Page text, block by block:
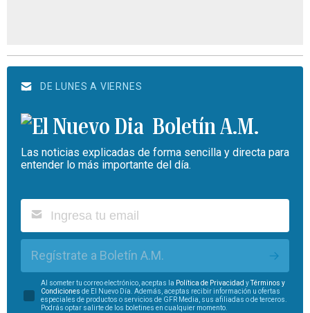
DE LUNES A VIERNES
Boletín A.M.
Las noticias explicadas de forma sencilla y directa para
entender lo más importante del día.
Regístrate a Boletín A.M.
Al someter tu correo electrónico, aceptas la Política de Privacidad yTérminos y
Condiciones de El Nuevo Día. Además, aceptas recibir información u ofertas
especiales de productos o servicios de GFR Media, sus afiliadas o de terceros.
Podrás optar salirte de los boletines en cualquier momento.